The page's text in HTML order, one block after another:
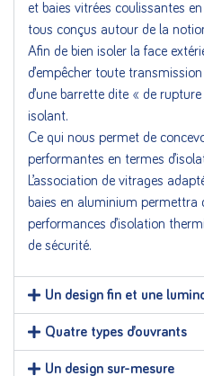
et baies vitrées coulissantes
tous conçus autour de la
Afin de bien isoler la face
d’empêcher toute
d’une barrette dite « de
isolant.
Ce qui nous permet de
performantes en termes
L’association de vitrages
baies en aluminium permettra
performances d’isolation
de sécurité.
Un design fin et une
Quatre types d’ouvrants
Un design sur-mesure